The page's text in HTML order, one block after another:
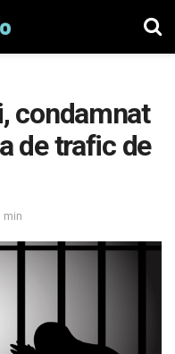
condamnat
de trafic de
min